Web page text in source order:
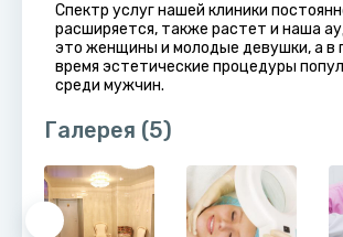
Спектр услуг нашей клиники
расширяется, также растет и наша
это женщины и молодые девушки, а в
время эстетические процедуры
среди мужчин.
Галерея (5)